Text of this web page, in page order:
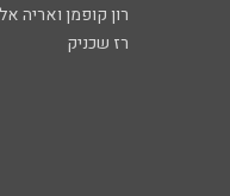
רון קופמן ואריה
רז שכניק